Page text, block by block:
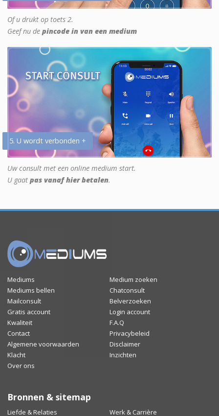
Of u drukt op toets 2.
Geef nu de pincode in van een medium
5. U wordt verbonden +
Uw consult met een online medium start.
U gaat pas vanaf hier betalen.
Mediums
Medium zoeken
Mediums bellen
Chatconsult
Mailconsult
Belverzoeken
Gratis account
Login account
Kwaliteit
F.A.Q
Contact
Privacybeleid
Algemene voorwaarden
Disclaimer
Klacht
Inzichten
Over ons
Bronnen & sitemap
Liefde & Relaties Werk & Carrière